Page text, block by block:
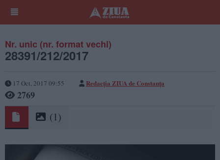
Nr. unic (nr. format vechi)
28391/212/2017
17 Oct, 2017 09:55 Redacţia ZIUA de Constanţa
2769
(1)